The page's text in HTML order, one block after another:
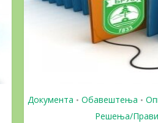
Документа • Обавештења •
Решења/